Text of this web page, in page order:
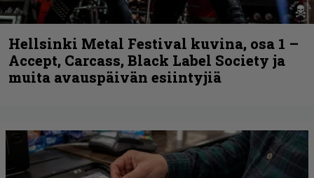
Hellsinki Metal Festival kuvina, osa 1 –
Accept, Carcass, Black Label Society ja
muita avauspäivän esiintyjiä